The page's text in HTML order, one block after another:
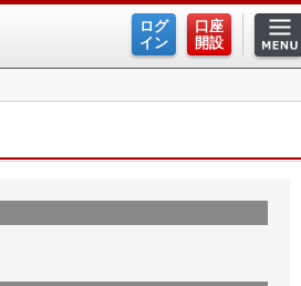
ログ
イン
口座
開設